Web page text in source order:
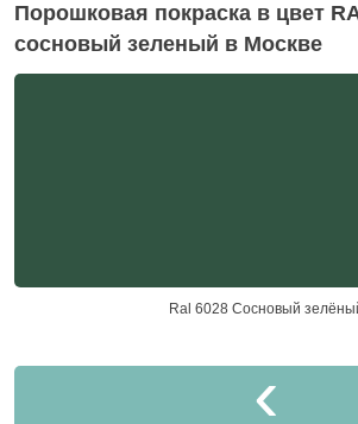
Порошковая покраска в цвет
сосновый зеленый в Москве
Ral 6028 Сосновый